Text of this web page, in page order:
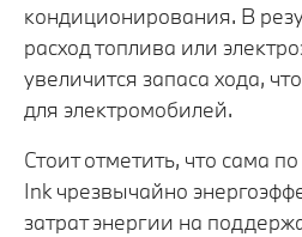
кондиционирования. В
расход топлива или
увеличится запаса хода,
для электромобилей.
Стоит отметить, что сама
Ink чрезвычайно
затрат энергии на